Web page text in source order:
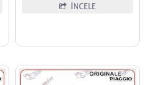
İNCELE